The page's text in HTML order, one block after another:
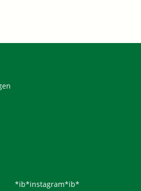
*ib*instagram*ib*